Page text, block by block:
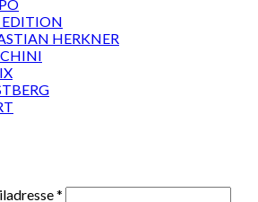
EDITION
HERKNER
*